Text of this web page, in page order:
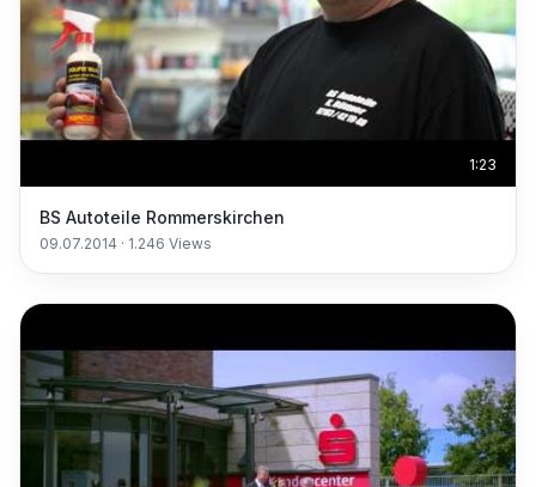
1:23
BS Autoteile Rommerskirchen
09.07.2014 · 1.246 Views